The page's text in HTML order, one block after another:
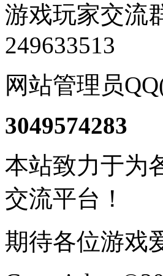
游戏玩家交流
249633513
网站管理员
3049574283
本站致力于为
交流平台！
期待各位游戏